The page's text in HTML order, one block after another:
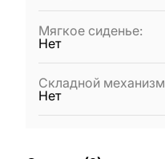
Мягкое сиденье:
Нет
Складной механизм
Нет